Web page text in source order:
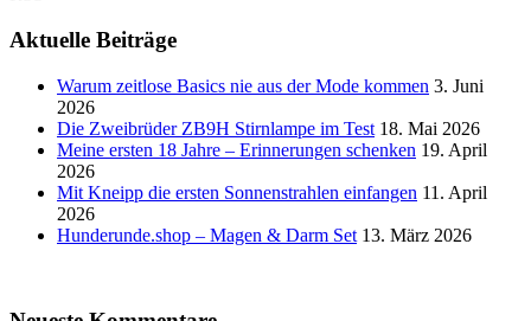
Aktuelle Beiträge
Warum zeitlose Basics nie aus der Mode kommen 3. Juni
2026
Die Zweibrüder ZB9H Stirnlampe im Test 18. Mai 2026
Meine ersten 18 Jahre – Erinnerungen schenken 19. April
2026
Mit Kneipp die ersten Sonnenstrahlen einfangen 11. April
2026
Hunderunde.shop – Magen & Darm Set 13. März 2026